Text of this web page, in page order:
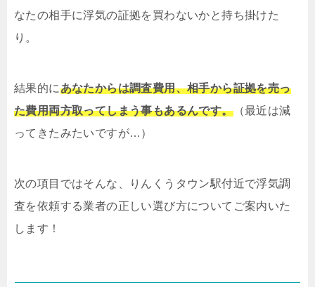
なたの相手に浮気の証拠を買わないかと持ち掛けた
り。
結果的にあなたからは調査費用、相手から証拠を売っ
た費用両方取ってしまう事もあるんです。（最近は減
ってきたみたいですが…）
次の項目ではそんな、りんくうタウン駅付近で浮気調
査を依頼する業者の正しい選び方についてご案内いた
します！